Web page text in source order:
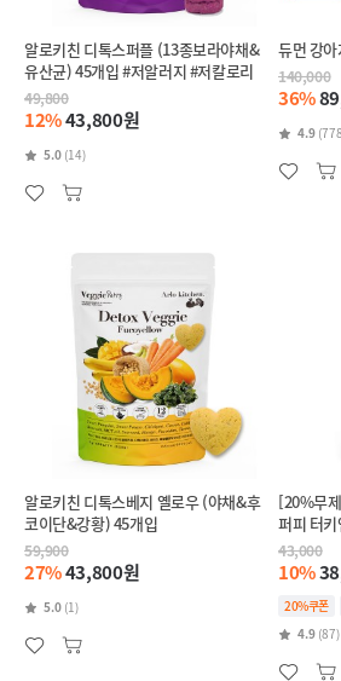
알로키친 디톡스퍼플 (13종보라야채&
유산균) 45개입 #저알러지 #저칼로리
49,800
12%43,800원
5.0 (14)
듀먼 강
140,000
36%
4.9
알로키친 디톡스베지 옐로우 (야채&후
코이단&강황) 45개입
59,900
27%43,800원
5.0 (1)
[20%무
퍼피 터
43,000
10%
20%쿠폰
4.9 (87)